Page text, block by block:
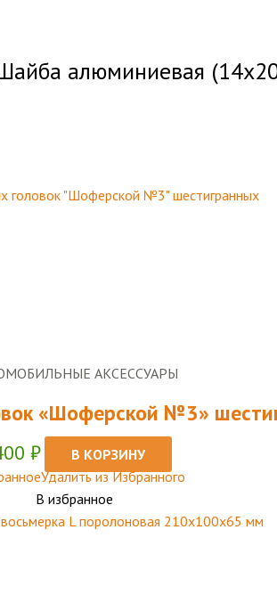
алюминиевая
АКСЕССУАРЫ
«Шоферской №3»
₽
В КОРЗИНУ
Удалить из Избранного
В избранное